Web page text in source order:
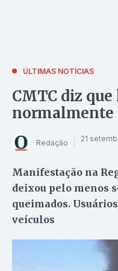
ÚLTIMAS NOTÍCIAS
CMTC diz
normalmente
Redação 21
Manifestação na
deixou pelo menos
queimados.
veículos